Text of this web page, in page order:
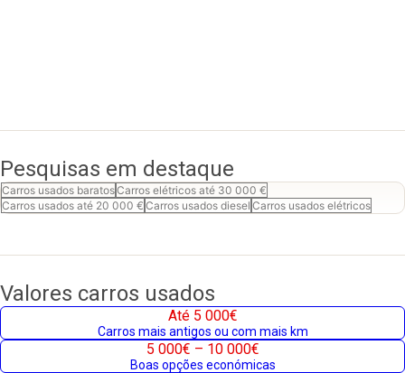
Pesquisas em destaque
Carros usados baratosCarros elétricos até 30 000 €
Carros usados até 20 000 € Carros usados diesel Carros usados elétricos
Valores carros usados
Até 5 000€
Carros mais antigos ou com mais km
5 000€ – 10 000€
Boas opções económicas